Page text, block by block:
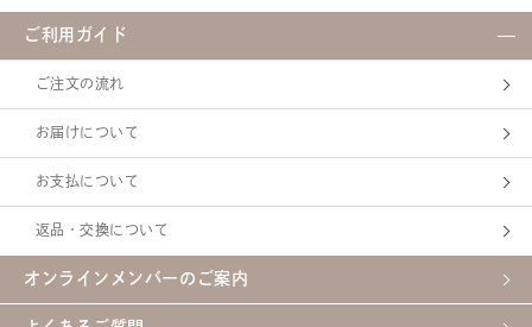
ご利用ガイド
ご注文の流れ
お届けについて
お支払について
返品・交換について
オンラインメンバーのご案内